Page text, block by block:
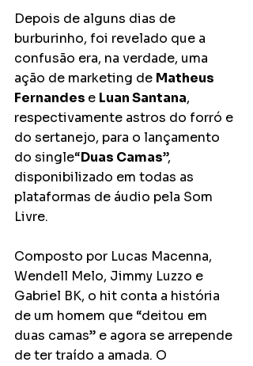
Depois de alguns dias de
burburinho, foi revelado que a
confusão era, na verdade, uma
ação de marketing de Matheus
Fernandes e Luan Santana,
respectivamente astros do forró e
do sertanejo, para o lançamento
do single“Duas Camas”,
disponibilizado em todas as
plataformas de áudio pela Som
Livre.
Composto por Lucas Macenna,
Wendell Melo, Jimmy Luzzo e
Gabriel BK, o hit conta a história
de um homem que “deitou em
duas camas” e agora se arrepende
de ter traído a amada. O